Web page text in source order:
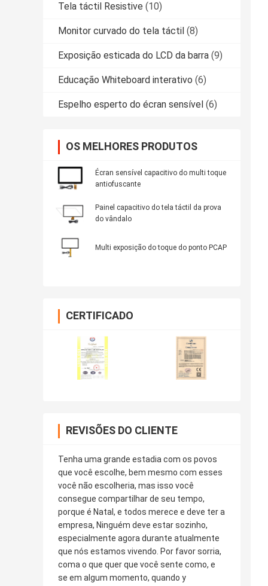
Tela táctil Resistive (10)
Monitor curvado do tela táctil (8)
Exposição esticada do LCD da barra (9)
Educação Whiteboard interativo (6)
Espelho esperto do écran sensível (6)
OS MELHORES PRODUTOS
Écran sensível capacitivo do multi toque
antiofuscante
Painel capacitivo do tela táctil da prova
do vândalo
Multi exposição do toque do ponto PCAP
CERTIFICADO
REVISÕES DO CLIENTE
Tenha uma grande estadia com os povos
que você escolhe, bem mesmo com esses
você não escolheria, mas isso você
consegue compartilhar de seu tempo,
porque é Natal, e todos merece e deve ter a
empresa, Ninguém deve estar sozinho,
especialmente agora durante atualmente
que nós estamos vivendo. Por favor sorria,
coma o que quer que você sente como, e
se em algum momento, quando y